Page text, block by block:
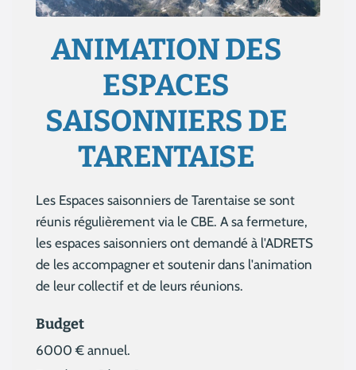
ANIMATION DES
ESPACES
SAISONNIERS DE
TARENTAISE
Les Espaces saisonniers de Tarentaise se sont
réunis régulièrement via le CBE. A sa fermeture,
les espaces saisonniers ont demandé à l'ADRETS
de les accompagner et soutenir dans l'animation
de leur collectif et de leurs réunions.
Budget
6000 € annuel.